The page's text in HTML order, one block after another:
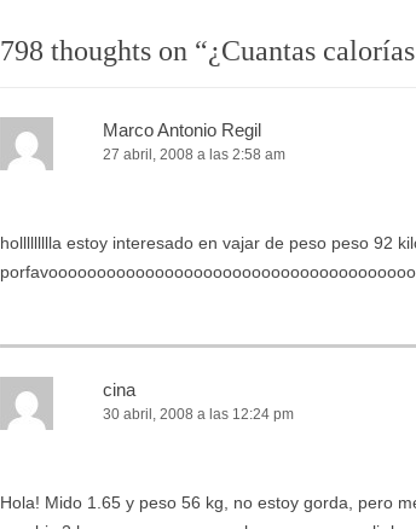
798 thoughts on “¿Cuantas
Marco Antonio Regil
27 abril, 2008 a las 2:58 am
hollllllllla estoy interesado en vajar de peso peso 92
cina
30 abril, 2008 a las 12:24 pm
Hola! Mido 1.65 y peso 56 kg, no estoy gorda, pero